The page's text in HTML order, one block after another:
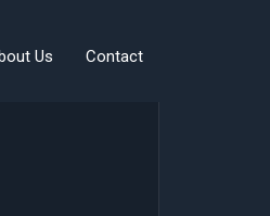
Us Contact